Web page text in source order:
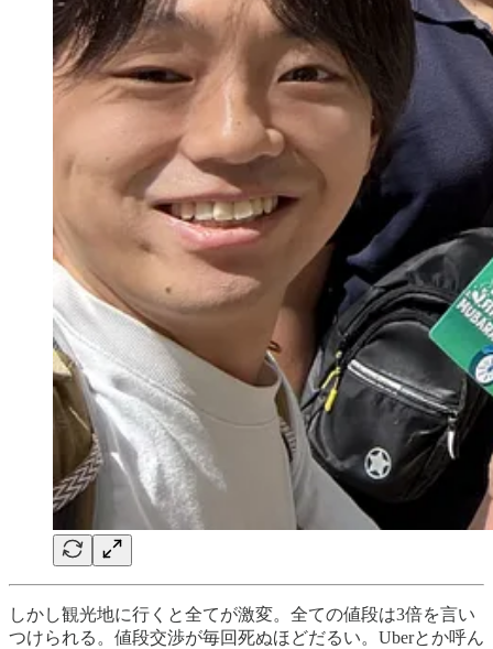
しかし観光地に行くと全てが激変。全ての値段は3倍を言い
つけられる。値段交渉が毎回死ぬほどだるい。Uberとか呼ん